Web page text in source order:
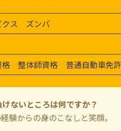
クス ズンバ
格 整体師資格 普通自動車免許
ないところは何ですか？
験からの身のこなしと笑顔。